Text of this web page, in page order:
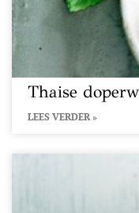
Thaise
LEES VERDER »